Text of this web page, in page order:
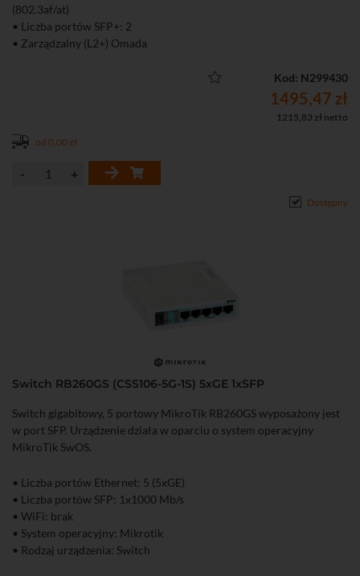
(802.3af/at)
• Liczba portów SFP+: 2
• Zarządzalny (L2+) Omada
Kod: N299430
1495,47 zł
1215,83 zł netto
od 0,00 zł
Dostępny
Switch RB260GS (CSS106-5G-1S) 5xGE 1xSFP
Switch gigabitowy, 5 portowy MikroTik RB260GS wyposażony jest
w port SFP. Urządzenie działa w oparciu o system operacyjny
MikroTik SwOS.
• Liczba portów Ethernet: 5 (5xGE)
• Liczba portów SFP: 1x1000 Mb/s
• WiFi: brak
• System operacyjny: Mikrotik
• Rodzaj urządzenia: Switch